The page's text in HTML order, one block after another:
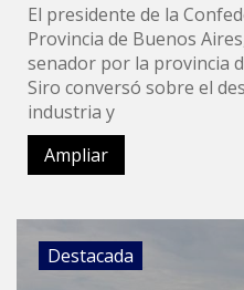
El presidente de la
Provincia de Buenos
senador por la provincia
Siro conversó sobre el
industria y
Ampliar
Destacada